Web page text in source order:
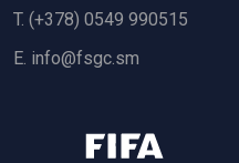
T. (+378) 0549 990515
E. info@fsgc.sm